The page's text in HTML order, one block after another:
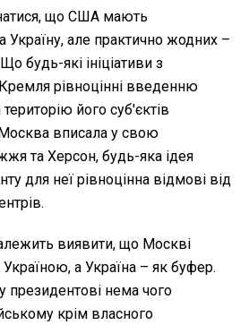
що США мають
Україну, але практично жодних –
будь-які ініціативи з
рівноцінні введенню
його суб'єктів
вписала у свою
та Херсон, будь-яка ідея
для неї рівноцінна відмові від
виявити, що Москві
а Україна – як буфер.
нема чого
крім власного